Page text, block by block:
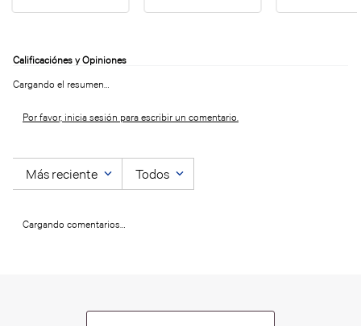
Cargando el resumen…
Por favor, inicia sesión para escribir un comentario.
Más reciente Todos
Cargando comentarios…